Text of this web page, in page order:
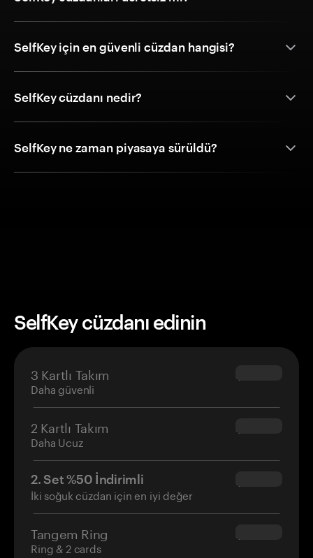
SelfKey için en güvenli cüzdan hangisi?
SelfKey cüzdanı nedir?
SelfKey ne zaman piyasaya sürüldü?
SelfKey cüzdanı edinin
3 Kartlı Takım
Daha güvenli
$69.90
2 Kartlı Takım
Daha Ucuz
$54.90
2. Set %50 İndirimli
İki soğuk cüzdan için en iyi değer
$34.95
Tangem Ring
Ring & 2 cards
$160.00